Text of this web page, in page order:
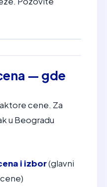
— gde
cene. Za
u Beogradu
i izbor(glavni